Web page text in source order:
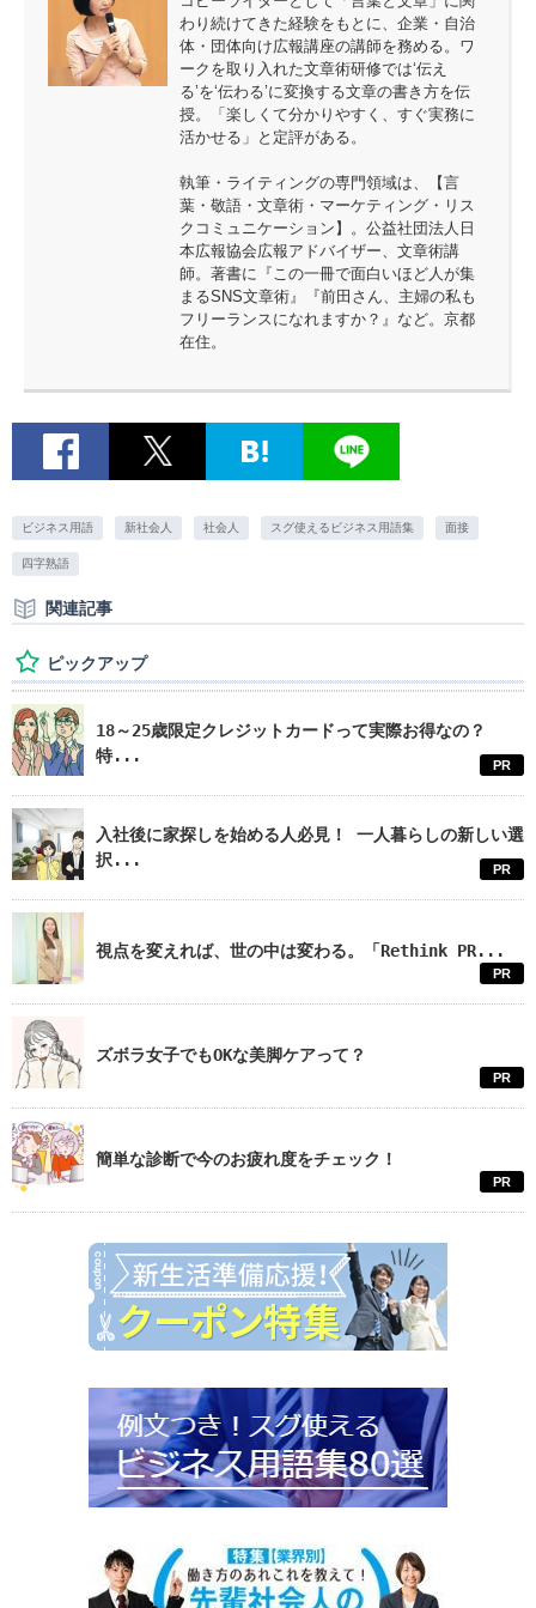
わり続けてきた経験をもとに、企業・自治
体・団体向け広報講座の講師を務める。ワ
ークを取り入れた文章術研修では‘伝え
る’を‘伝わる’に変換する文章の書き方を伝
授。「楽しくて分かりやすく、すぐ実務に
活かせる」と定評がある。
執筆・ライティングの専門領域は、【言
葉・敬語・文章術・マーケティング・リス
クコミュニケーション】。公益社団法人日
本広報協会広報アドバイザー、文章術講
師。著書に『この一冊で面白いほど人が集
まるSNS文章術』『前田さん、主婦の私も
フリーランスになれますか？』など。京都
在住。
ビジネス用語 新社会人 社会人 スグ使えるビジネス用語集 面接
四字熟語
関連記事
ピックアップ
18～25歳限定クレジットカードって実際お得なの？
特...
PR
入社後に家探しを始める人必見！ 一人暮らしの新しい選
択...
PR
視点を変えれば、世の中は変わる。「Rethink PR...
PR
ズボラ女子でもOKな美脚ケアって？
PR
簡単な診断で今のお疲れ度をチェック！
PR